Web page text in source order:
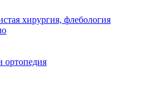
хирургия, флебология
ортопедия